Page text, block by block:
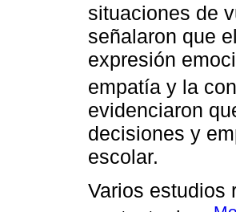
situaciones de
señalaron que
expresión
empatía y la
evidenciaron
decisiones y
escolar.
Varios estudios